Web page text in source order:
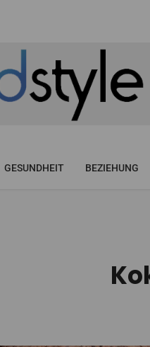
GESUNDHEIT BEZIEHUNG